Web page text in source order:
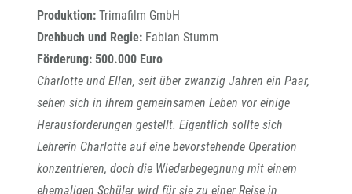
Produktion: Trimafilm GmbH
Drehbuch und Regie: Fabian Stumm
Förderung: 500.000 Euro
Charlotte und Ellen, seit über zwanzig Jahren ein Paar,
sehen sich in ihrem gemeinsamen Leben vor einige
Herausforderungen gestellt. Eigentlich sollte sich
Lehrerin Charlotte auf eine bevorstehende Operation
konzentrieren, doch die Wiederbegegnung mit einem
ehemaligen Schüler wird für sie zu einer Reise in